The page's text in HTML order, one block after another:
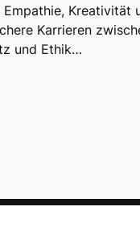
Empathie, Kreativität
Karrieren
und Ethik…